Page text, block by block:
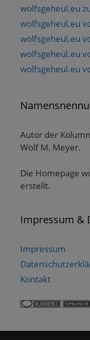
wolfsgeheul.eu
wolfsgeheul.eu
wolfsgeheul.eu
wolfsgeheul.eu
wolfsgeheul.eu
Autor der
Wolf M. Meyer.
Die Homepage
erstellt.
Impressum &
Impressum
Kontakt